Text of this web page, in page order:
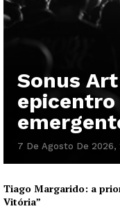
Sonus
7 De Agosto De 2026,
Tiago Margarido: a
Vitória”